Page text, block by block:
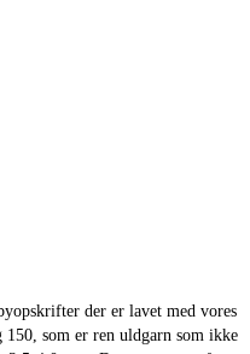
der er lavet med vores
som er ren uldgarn som ikke